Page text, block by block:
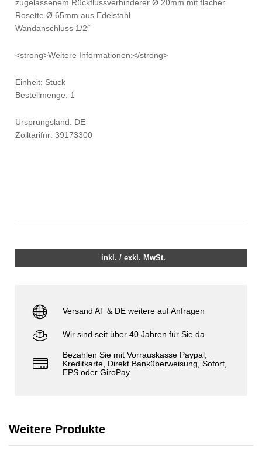
zugelassenem Rückflussverhinderer Ø 20mm mit flacher
Rosette Ø 65mm aus Edelstahl
Wandanschluss 1/2″
<strong>Weitere Informationen:</strong>
Einheit: Stück
Bestellmenge: 1
Ursprungsland: DE
Zolltarifnr: 39173300
inkl. / exkl. MwSt.
Versand AT & DE weitere auf Anfragen
Wir sind seit über 40 Jahren für Sie da
Bezahlen Sie mit Vorrauskasse Paypal,
Kreditkarte, Direkt Banküberweisung, Sofort,
EPS oder GiroPay
Weitere Produkte